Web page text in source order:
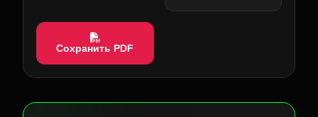
Сохранить PDF